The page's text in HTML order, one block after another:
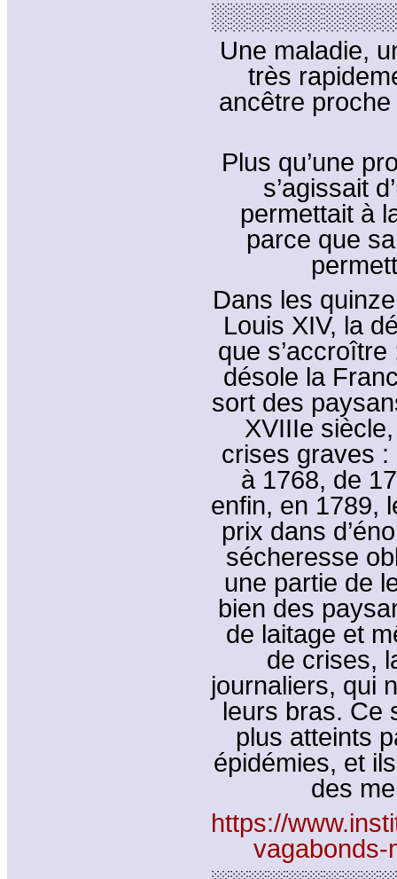
Une maladie,
très
ancêtre
Plus qu’une
s’agissait
permettait à
parce que
Dans les
Louis XIV, la
que
désole la
sort des
XVIIIe
crises graves :
à 1768, de
enfin, en 1789,
prix dans
sécheresse
une partie de
bien des
de laitage et
de crises,
journaliers, qui
leurs bras. Ce
plus atteints
épidémies, et
des
https://
vagabonds-